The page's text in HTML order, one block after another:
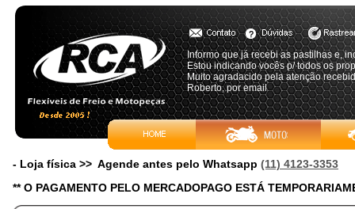
Informo que já recebi as pastilhas e,
Estou indicando vocês p/ todos os
Muito agradacido pela atenção
Roberto, por email
- Loja física >> Agende antes pelo Whatsapp (11) 4123-3353
** O PAGAMENTO PELO MERCADOPAGO ESTÁ